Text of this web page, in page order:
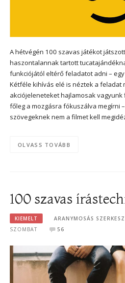
A hétvégén 100 szavas játékot
haszontalannak tartott
funkciójától eltérő feladatot adni –
Kétféle kihívás elé is néztek a feladat
akciójeleneteket hajlamosak vagyunk
főleg a mozgásra fókuszálva megírni
szövegeknek nem a filmet kell
OLVASS TOVÁBB
100 szavas
KIEMELT ARANYMOSÁS
SZOMBAT
56